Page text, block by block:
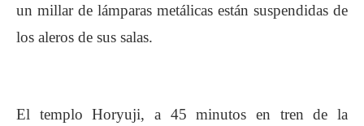
un millar de lámparas metálicas están suspendidas de
los aleros de sus salas.
El templo Horyuji, a 45 minutos en tren de la